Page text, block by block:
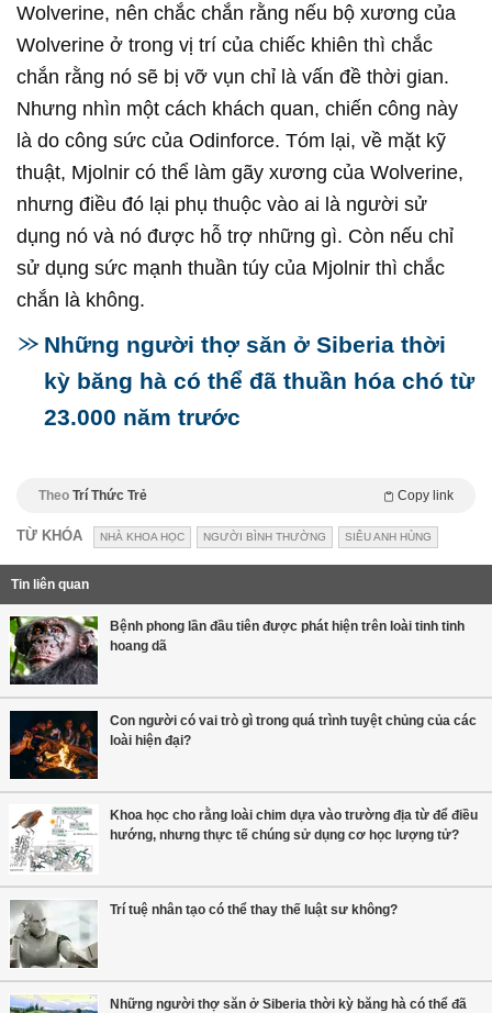
Wolverine, nên chắc chắn rằng nếu bộ xương của
Wolverine ở trong vị trí của chiếc khiên thì chắc
chắn rằng nó sẽ bị vỡ vụn chỉ là vấn đề thời gian.
Nhưng nhìn một cách khách quan, chiến công này
là do công sức của Odinforce. Tóm lại, về mặt kỹ
thuật, Mjolnir có thể làm gãy xương của Wolverine,
nhưng điều đó lại phụ thuộc vào ai là người sử
dụng nó và nó được hỗ trợ những gì. Còn nếu chỉ
sử dụng sức mạnh thuần túy của Mjolnir thì chắc
chắn là không.
Những người thợ săn ở Siberia thời
kỳ băng hà có thể đã thuần hóa chó từ
23.000 năm trước
Theo Trí Thức Trẻ Copy link
TỪ KHÓA NHÀ KHOA HỌC NGƯỜI BÌNH THƯỜNG SIÊU ANH HÙNG
Tin liên quan
Bệnh phong lần đầu tiên được phát hiện trên loài tinh tinh
hoang dã
Con người có vai trò gì trong quá trình tuyệt chủng của các
loài hiện đại?
Khoa học cho rằng loài chim dựa vào trường địa từ để điều
hướng, nhưng thực tế chúng sử dụng cơ học lượng tử?
Trí tuệ nhân tạo có thể thay thế luật sư không?
Những người thợ săn ở Siberia thời kỳ băng hà có thể đã